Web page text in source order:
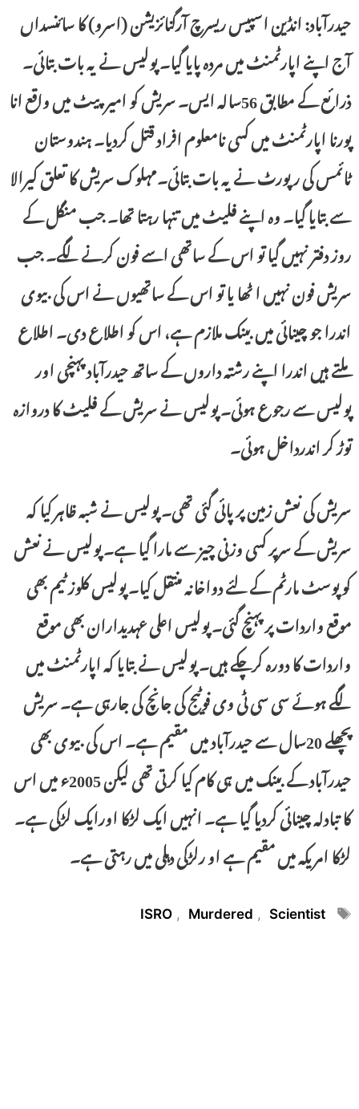
حیدرآباد: انڈین اسپیس ریسرچ آرگنائزیشن (اسرو) کا سائنسداں
آج اپنے اپارٹمنٹ میں مردہ پایا گیا۔ پولیس نے یہ بات بتائی۔
ذرائع کے مطابق 56سالہ ایس۔ سریش کو امیر پیٹ میں واقع انا
پورنا اپارٹمنٹ میں کسی نامعلوم افراد قتل کردیا۔ ہندوستان
ٹائمس کی رپورٹ نے یہ بات بتائی۔مہلوک سریش کا تعلق کیرالا
سے بتایا گیا۔ وہ اپنے فلیٹ میں تنہا رہتا تھا۔ جب منگل کے
روز دفتر نہیں گیا تو اس کے ساتھی اسے فون کرنے لگے۔ جب
سریش فون نہیں ا ٹھا یا تو اس کے ساتھیوں نے اس کی بیوی
اندرا جو چینائی میں بینک ملازم ہے، اس کو اطلاع دی۔ اطلاع
ملتے ہیں اندرا اپنے رشتہ داروں کے ساتھ حیدرآباد پہنچی اور
پولیس سے رجوع ہوئی۔ پولیس نے سریش کے فلیٹ کا دروازہ
توڑ کر اندرداخل ہوئی۔
سریش کی نعش زمین پر پائی گئی تھی۔ پولیس نے شبہ ظاہر کیا کہ
سریش کے سرپر کسی وزنی چیز سے مارا گیا ہے۔ پولیس نے نعش
کو پوسٹ مارٹم کے لئے دواخانہ منتقل کیا۔ پولیس کلوز ٹیم بھی
موقع واردات پر پہنچ گئی۔ پولیس اعلی عہدیداران بھی موقع
واردات کا دورہ کرچکے ہیں۔ پولیس نے بتایا کہ اپارٹمنٹ میں
لگے ہوئے سی سی ٹی وی فوٹیج کی جانچ کی جارہی ہے۔ سریش
پچھلے 20سال سے حیدرآباد میں مقیم ہے۔ اس کی بیوی بھی
حیدرآباد کے بینک میں ہی کام کیا کرتی تھی لیکن 2005ء میں اس
کا تبادلہ چینائی کردیا گیا ہے۔ انہیں ایک لڑکا اورایک لڑکی ہے۔
لڑکا امریکہ میں مقیم ہے او رلڑکی دہلی میں رہتی ہے۔
Tags
ISRO , Murdered , Scientist